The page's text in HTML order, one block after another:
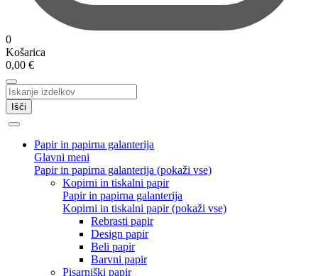
0
Košarica
0,00 €
Išči
Papir in papirna galanterija
Glavni meni
Papir in papirna galanterija (pokaži vse)
Kopirni in tiskalni papir
Papir in papirna galanterija
Kopirni in tiskalni papir (pokaži vse)
Rebrasti papir
Design papir
Beli papir
Barvni papir
Pisarniški papir